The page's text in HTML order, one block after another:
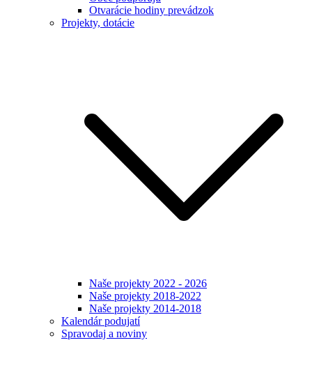
Otvarácie hodiny prevádzok
Projekty, dotácie
Naše projekty 2022 - 2026
Naše projekty 2018-2022
Naše projekty 2014-2018
Kalendár podujatí
Spravodaj a noviny